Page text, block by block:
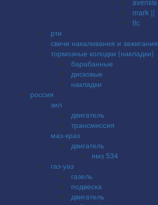
mark ||
tlc
рти
свечи накаливания и зажигания
тормозные колодки (накладки)
барабанные
дисковые
накладки
россия
зил
двигатель
трансмиссия
маз-краз
двигатель
ямз 534
газ-уаз
газель
подвеска
двигатель